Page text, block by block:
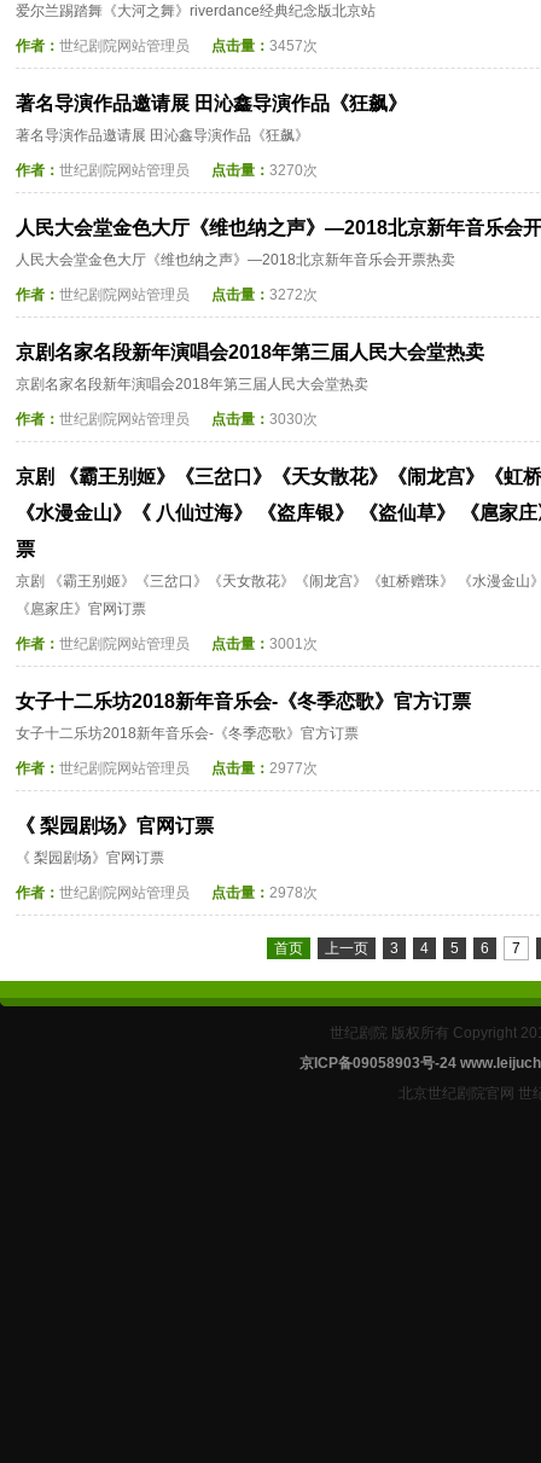
爱尔兰踢踏舞《大河之舞》riverdance经典纪念版北京站
作者： 世纪剧院网站管理员 点击量： 3457次
著名导演作品邀请展 田沁鑫导演作品《狂飙》
著名导演作品邀请展 田沁鑫导演作品《狂飙》
作者： 世纪剧院网站管理员 点击量： 3270次
人民大会堂金色大厅《维也纳之声》—2018北京新年音乐会
人民大会堂金色大厅《维也纳之声》—2018北京新年音乐会开票热卖
作者： 世纪剧院网站管理员 点击量： 3272次
京剧名家名段新年演唱会2018年第三届人民大会堂热卖
京剧名家名段新年演唱会2018年第三届人民大会堂热卖
作者： 世纪剧院网站管理员 点击量： 3030次
京剧 《霸王别姬》《三岔口》《天女散花》《闹龙宫》《虹
《水漫金山》《 八仙过海》 《盗库银》 《盗仙草》 《扈家
票
京剧 《霸王别姬》《三岔口》《天女散花》《闹龙宫》《虹桥赠珠》 《水漫金山
《扈家庄》官网订票
作者： 世纪剧院网站管理员 点击量： 3001次
女子十二乐坊2018新年音乐会-《冬季恋歌》官方订票
女子十二乐坊2018新年音乐会-《冬季恋歌》官方订票
作者： 世纪剧院网站管理员 点击量： 2977次
《 梨园剧场》官网订票
《 梨园剧场》官网订票
作者： 世纪剧院网站管理员 点击量： 2978次
首页 上一页 3 4 5 6 7
世纪剧院 版权所有 Copyright
京ICP备09058903号-24
北京世纪剧院官网 世